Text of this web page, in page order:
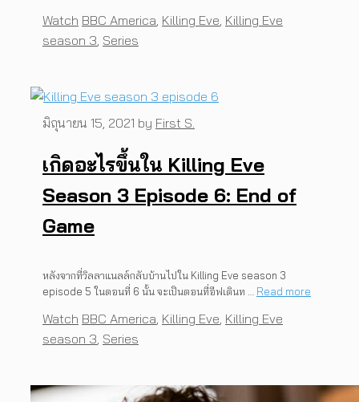
Categories
Watch Tags
BBC America Killing Eve Killing Eve
season 3 Series
เกิดอะไรขึ้นใน Killing Eve
Season 3 Episode 6: End of
Game
มิถุนายน 15, 2021 by First S.
หลังจากที่วิลลาแนลล์กลับบ้านไปใน Killing Eve season 3
episode 5 ในตอนที่ 6 นั้น จะเป็นตอนที่อีฟเดินท … Read more
Categories
Watch Tags
BBC America, Killing Eve, Killing Eve
season 3, Series